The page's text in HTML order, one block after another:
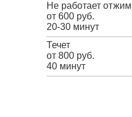
Не работает отжим
от 600 руб.
20-30 минут
Течет
от 800 руб.
40 минут